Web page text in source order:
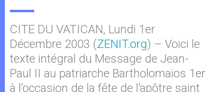
CITE DU VATICAN, Lundi 1er
Décembre 2003 (ZENIT.org) – Voici le
texte intégral du Message de Jean-
Paul II au patriarche Bartholomaios 1er
à l’occasion de la fête de l’apôtre saint